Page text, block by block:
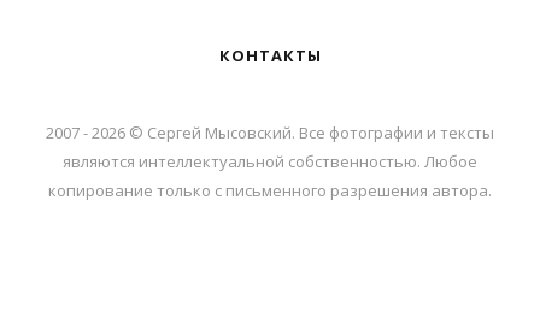
КОНТАКТЫ
2007 - 2026 © Сергей Мысовский. Все фотографии и тексты
являются интеллектуальной собственностью. Любое
копирование только с письменного разрешения автора.